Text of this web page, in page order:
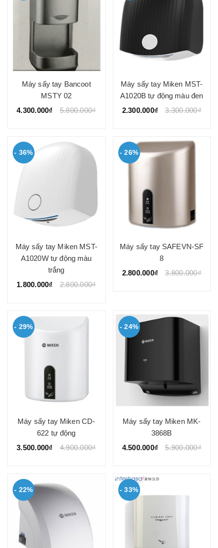
Máy sấy tay Bancoot
MSTY 02
4.300.000₫
5.800.000₫
Máy sấy tay Miken MST-
A1020B tự động màu đen
2.300.000₫
3.300.000₫
- 36%
Máy sấy tay Miken MST-
A1020W tự động màu
trắng
1.800.000₫
2.800.000₫
- 26%
Máy sấy tay SAFEVN-SF
8
2.800.000₫
3.800.000₫
- 29%
Máy sấy tay Miken CD-
622 tự động
3.500.000₫
4.900.000₫
- 24%
Máy sấy tay Miken MK-
3868B
4.500.000₫
5.900.000₫
- 22% - 33%